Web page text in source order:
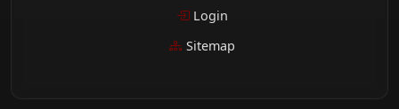
Login
Sitemap